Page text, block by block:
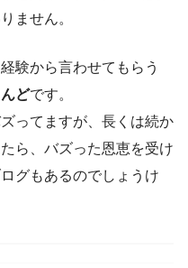
ません。
験から言わせてもらう
どです。
ってますが、長くは続か
ら、バズった恩恵を受け
グもあるのでしょうけ